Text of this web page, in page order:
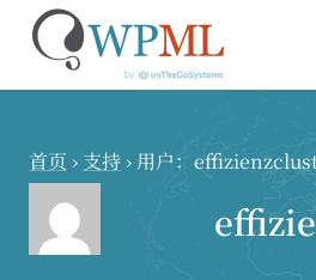
首页 › 支持› 用户：